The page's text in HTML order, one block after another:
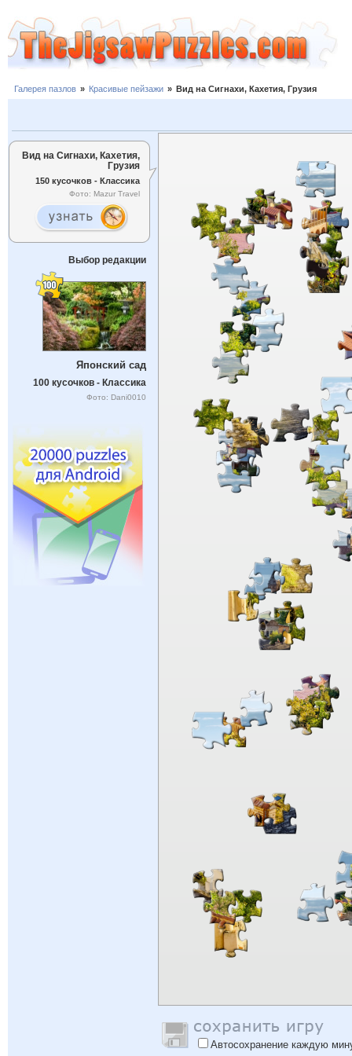
Галерея пазлов » Красивые пейзажи » Вид на Сигнахи, Кахетия, Грузия
Вид на Сигнахи, Кахетия,
Грузия
150 кусочков - Классика
Фото: Mazur Travel
Выбор редакции
Японский сад
100 кусочков - Классика
Фото: Dani0010
Автосохранение каждую